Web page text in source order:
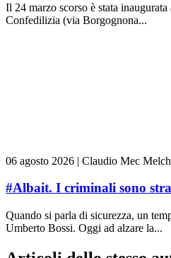
Il 24 marzo scorso è stata
Confedilizia (via Borgognona...
06 agosto 2026 | Claudio Mec
#Albait. I criminali sono
Quando si parla di sicurezza, un
Umberto Bossi. Oggi ad alzare la...